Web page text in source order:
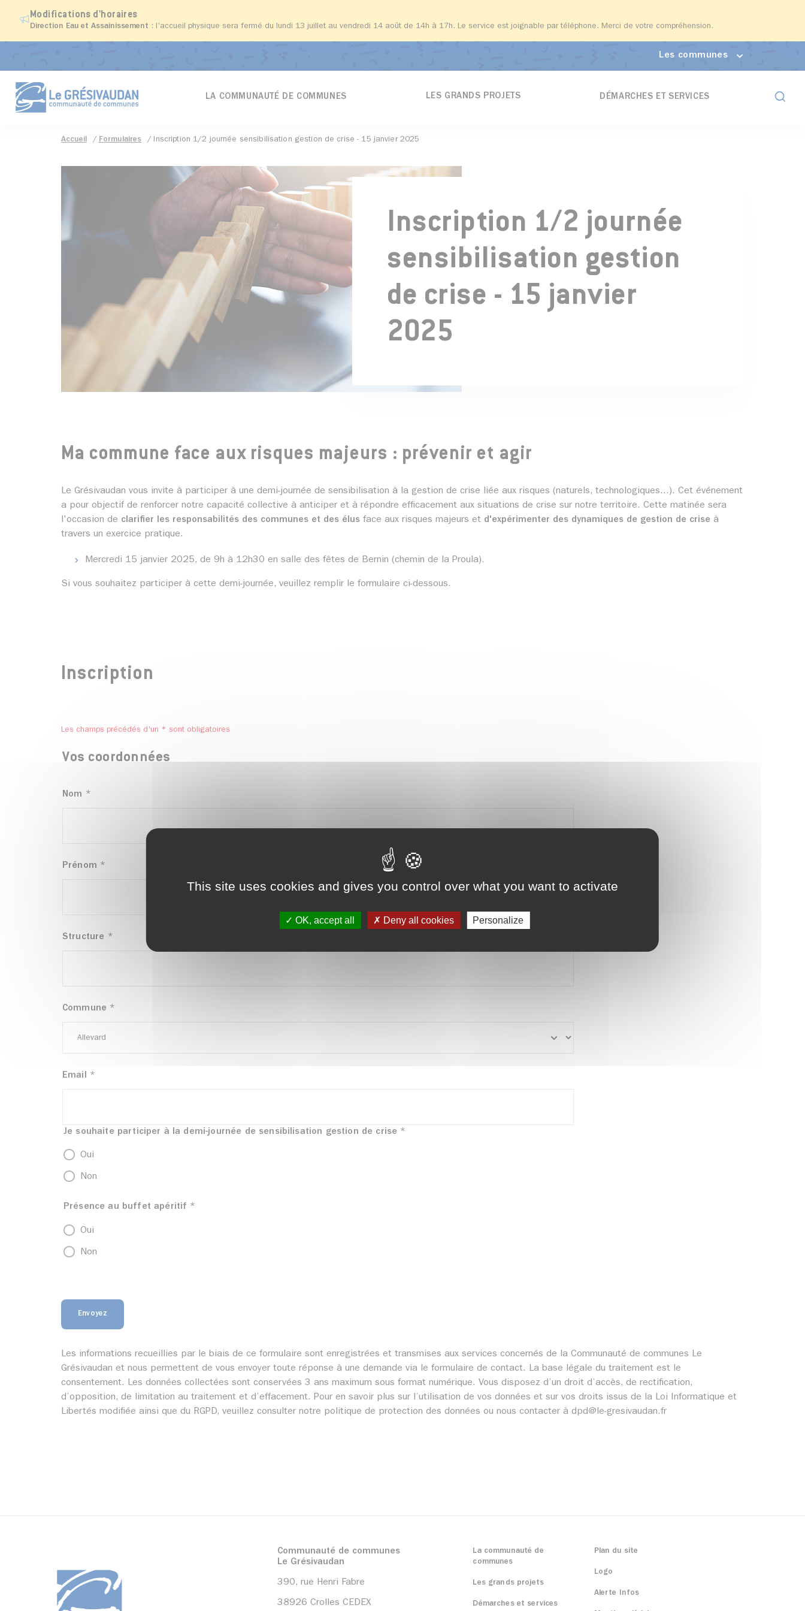
This site uses cookies and gives you control over what you want to activate
OK, accept all Deny all cookies Personalize
Modifications d'horaires
Direction Eau et Assainissement : l'accueil physique sera fermé du lundi 13 juillet au vendredi 14 août de 14h à 17h. Le service est joignable par téléphone. Merci de votre compréhension.
Les communes
LA COMMUNAUTÉ DE COMMUNES LES GRANDS PROJETS DÉMARCHES ET SERVICES
Accueil Formulaires Inscription 1/2 journée sensibilisation gestion de crise - 15 janvier 2025
Inscription 1/2 journée
sensibilisation gestion
de crise - 15 janvier
2025
Ma commune face aux risques majeurs : prévenir et agir
Le Grésivaudan vous invite à participer à une demi-journée de sensibilisation à la gestion de crise liée aux risques (naturels, technologiques...). Cet événement
a pour objectif de renforcer notre capacité collective à anticiper et à répondre efficacement aux situations de crise sur notre territoire. Cette matinée sera
l'occasion de clarifier les responsabilités des communes et des élus face aux risques majeurs et d'expérimenter des dynamiques de gestion de crise à
travers un exercice pratique.
Mercredi 15 janvier 2025, de 9h à 12h30 en salle des fêtes de Bernin (chemin de la Proula).
Si vous souhaitez participer à cette demi-journée, veuillez remplir le formulaire ci-dessous.
Inscription
Les champs précédés d'un * sont obligatoires
Vos coordonnées
Nom *
Prénom *
Structure *
Commune *
Email *
Je souhaite participer à la demi-journée de sensibilisation gestion de crise *
Oui
Non
Présence au buffet apéritif *
Oui
Non
Envoyez
Les informations recueillies par le biais de ce formulaire sont enregistrées et transmises aux services concernés de la Communauté de communes Le
Grésivaudan et nous permettent de vous envoyer toute réponse à une demande via le formulaire de contact. La base légale du traitement est le
consentement. Les données collectées sont conservées 3 ans maximum sous format numérique. Vous disposez d’un droit d’accès, de rectification,
d’opposition, de limitation au traitement et d’effacement. Pour en savoir plus sur l’utilisation de vos données et sur vos droits issus de la Loi Informatique et
Libertés modifiée ainsi que du RGPD, veuillez consulter notre politique de protection des données ou nous contacter à dpd@le-gresivaudan.fr
Communauté de communes
Le Grésivaudan
390, rue Henri Fabre
38926 Crolles CEDEX
La communauté de
communes
Les grands projets
Démarches et services
Plan du site
Logo
Alerte Infos